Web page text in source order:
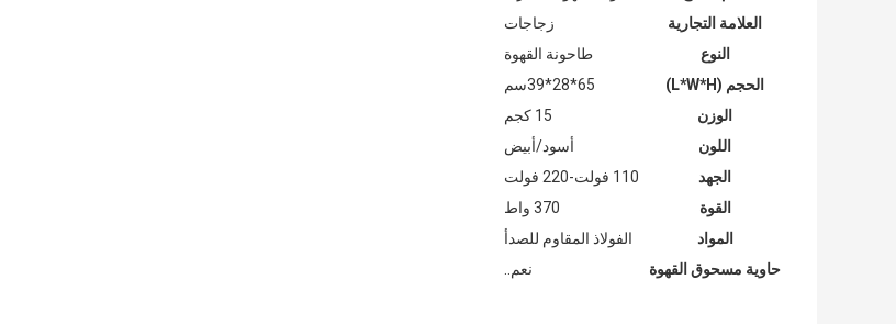
العلامة التجارية
زجاجات
النوع
طاحونة القهوة
الحجم (L*W*H)
65*28*39سم
الوزن
15 كجم
اللون
أسود/أبيض
الجهد
110 فولت-220 فولت
القوة
370 واط
المواد
الفولاذ المقاوم للصدأ
حاوية مسحوق القهوة
نعم..